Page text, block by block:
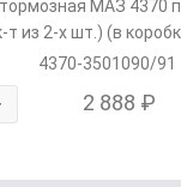
МАЗ 4370
т из 2-х шт.) (в
4370-3501090/91
2 888 ₽